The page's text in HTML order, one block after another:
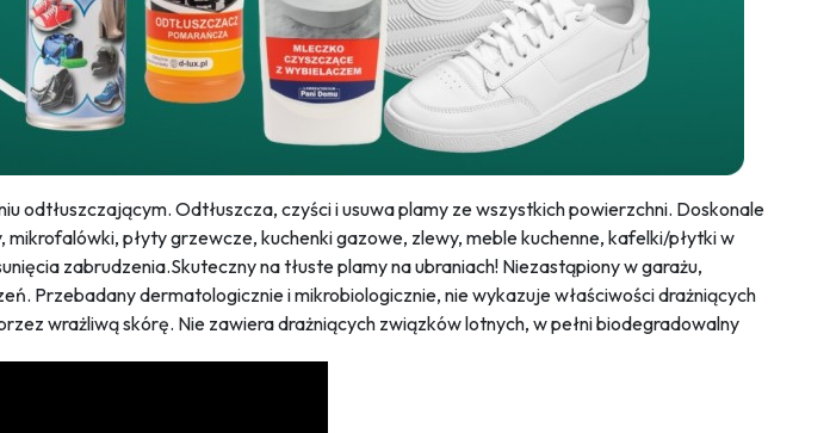
odtłuszczającym. Odtłuszcza, czyści i usuwa plamy ze wszystkich powierzchni. Doskonale
płyty grzewcze, kuchenki gazowe, zlewy, meble kuchenne, kafelki/płytki w
zabrudzenia.Skuteczny na tłuste plamy na ubraniach! Niezastąpiony w garażu,
Przebadany dermatologicznie i mikrobiologicznie, nie wykazuje właściwości drażniących
wrażliwą skórę. Nie zawiera drażniących związków lotnych, w pełni biodegradowalny